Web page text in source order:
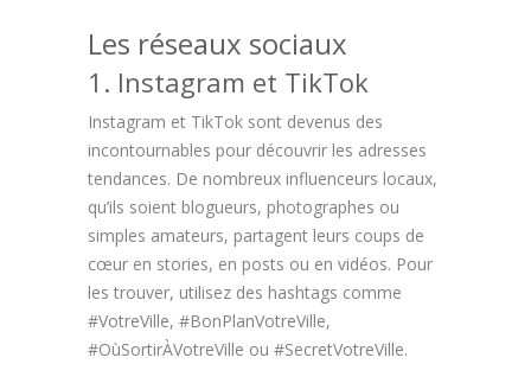
Les réseaux sociaux
1. Instagram et TikTok
Instagram et TikTok sont devenus des
incontournables pour découvrir les adresses
tendances. De nombreux influenceurs locaux,
qu’ils soient blogueurs, photographes ou
simples amateurs, partagent leurs coups de
cœur en stories, en posts ou en vidéos. Pour
les trouver, utilisez des hashtags comme
#VotreVille, #BonPlanVotreVille,
#OùSortirÀVotreVille ou #SecretVotreVille.